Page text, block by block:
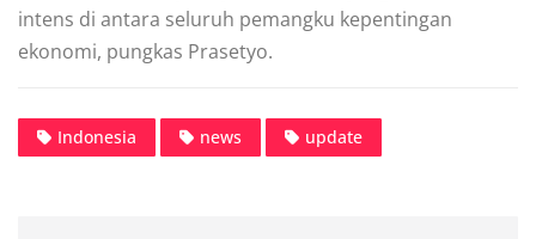
intens di antara seluruh pemangku kepentingan
ekonomi, pungkas Prasetyo.
Indonesia news update